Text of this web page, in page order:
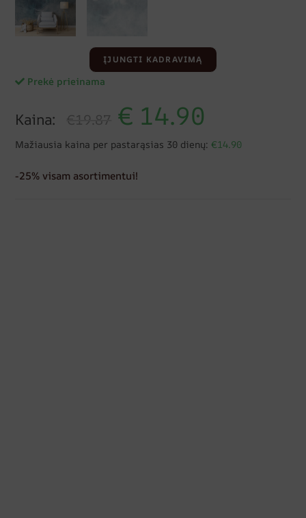
ĮJUNGTI KADRAVIMĄ
Prekė prieinama
Kaina: €19.87 € 14.90
Mažiausia kaina per pastarąsias 30 dienų: €14.90
-25% visam asortimentui!